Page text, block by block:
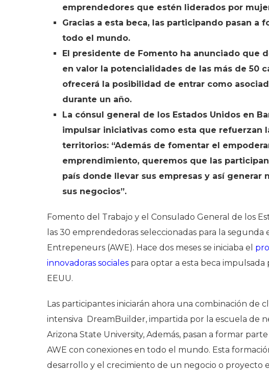
emprendedores que estén liderados por
Gracias a esta beca, las participando pasan
todo el mundo.
El presidente de Fomento ha anunciado que
en valor la potencialidades de las más de 50
ofrecerá la posibilidad de entrar como
durante un año.
La cónsul general de los Estados Unidos en
impulsar iniciativas como esta que refuerzan
territorios: “Además de fomentar el
emprendimiento, queremos que las
país donde llevar sus empresas y así generar
sus negocios”.
Fomento del Trabajo y el Consulado General de los
las 30 emprendedoras seleccionadas para la
Entrepeneurs (AWE). Hace dos meses se iniciaba el
innovadoras sociales para optar a esta beca
EEUU.
Las participantes iniciarán ahora una combinación de
intensiva DreamBuilder, impartida por la escuela de
Arizona State University, Además, pasan a formar
AWE con conexiones en todo el mundo. Esta
desarrollo y el crecimiento de un negocio o proyecto